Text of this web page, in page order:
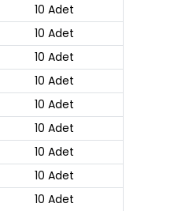
10 Adet
10 Adet
10 Adet
10 Adet
10 Adet
10 Adet
10 Adet
10 Adet
10 Adet